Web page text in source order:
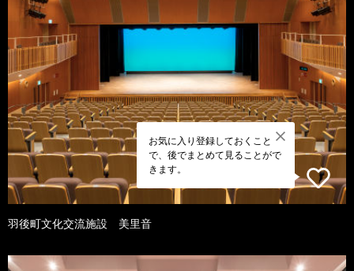
お気に入り登録しておくこと
で、後でまとめて見ることがで
きます。
羽後町文化交流施設 美里音